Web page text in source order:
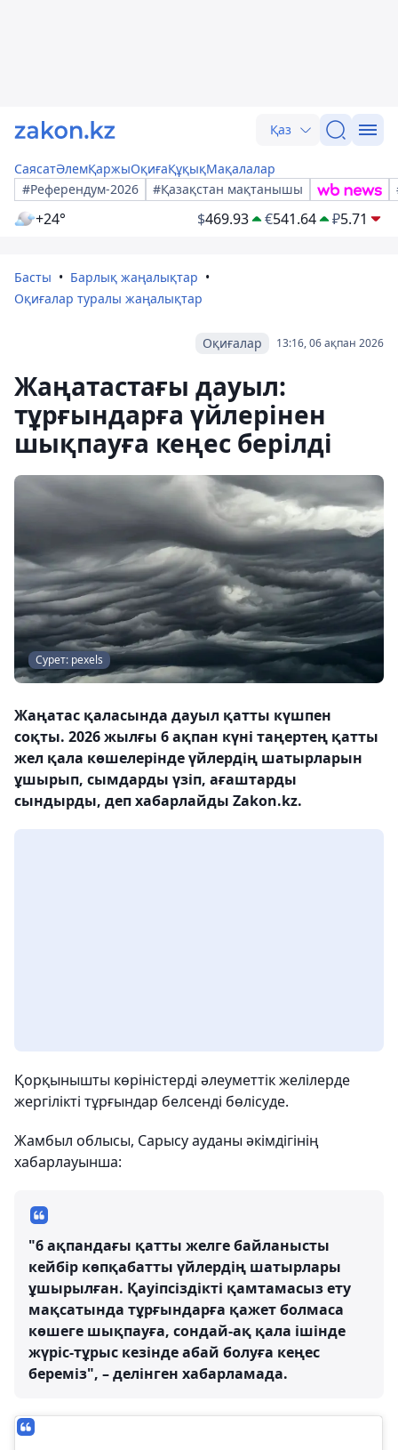
Қаз
СаясатӘлемҚаржыОқиғаҚұқықМақалалар
#Референдум-2026
#Қазақстан мақтанышы
+24° $469.93 €541.64 ₽5.71
Басты
Барлық жаңалықтар
Оқиғалар туралы жаңалықтар
13:16, 06 ақпан 2026
Оқиғалар
Жаңатастағы дауыл:
тұрғындарға үйлерінен
шықпауға кеңес берілді
Сурет: pexels
Жаңатас қаласында дауыл қатты күшпен
соқты. 2026 жылғы 6 ақпан күні таңертең қатты
жел қала көшелерінде үйлердің шатырларын
ұшырып, сымдарды үзіп, ағаштарды
сындырды, деп хабарлайды Zakon.kz.
Қорқынышты көріністерді әлеуметтік желілерде
жергілікті тұрғындар белсенді бөлісуде.
Жамбыл облысы, Сарысу ауданы әкімдігінің
хабарлауынша:
"6 ақпандағы қатты желге байланысты
кейбір көпқабатты үйлердің шатырлары
ұшырылған. Қауіпсіздікті қамтамасыз ету
мақсатында тұрғындарға қажет болмаса
көшеге шықпауға, сондай-ақ қала ішінде
жүріс-тұрыс кезінде абай болуға кеңес
береміз", – делінген хабарламада.